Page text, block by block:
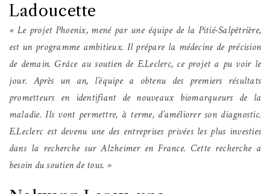
Ladoucette
« Le projet Phoenix, mené par une équipe de la Pitié-Salpêtrière,
est un programme ambitieux. Il prépare la médecine de précision
de demain. Grâce au soutien de E.Leclerc, ce projet a pu voir le
jour. Après un an, l’équipe a obtenu des premiers résultats
prometteurs en identifiant de nouveaux biomarqueurs de la
maladie. Ils vont permettre, à terme, d’améliorer son diagnostic.
E.Leclerc est devenu une des entreprises privées les plus investies
dans la recherche sur Alzheimer en France. Cette recherche a
besoin du soutien de tous. »